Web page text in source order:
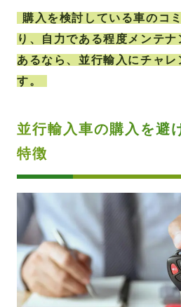
購入を検討している車のコ
り、自力である程度メンテ
あるなら、並行輸入にチャ
す。
並行輸入車の購入を避
特徴